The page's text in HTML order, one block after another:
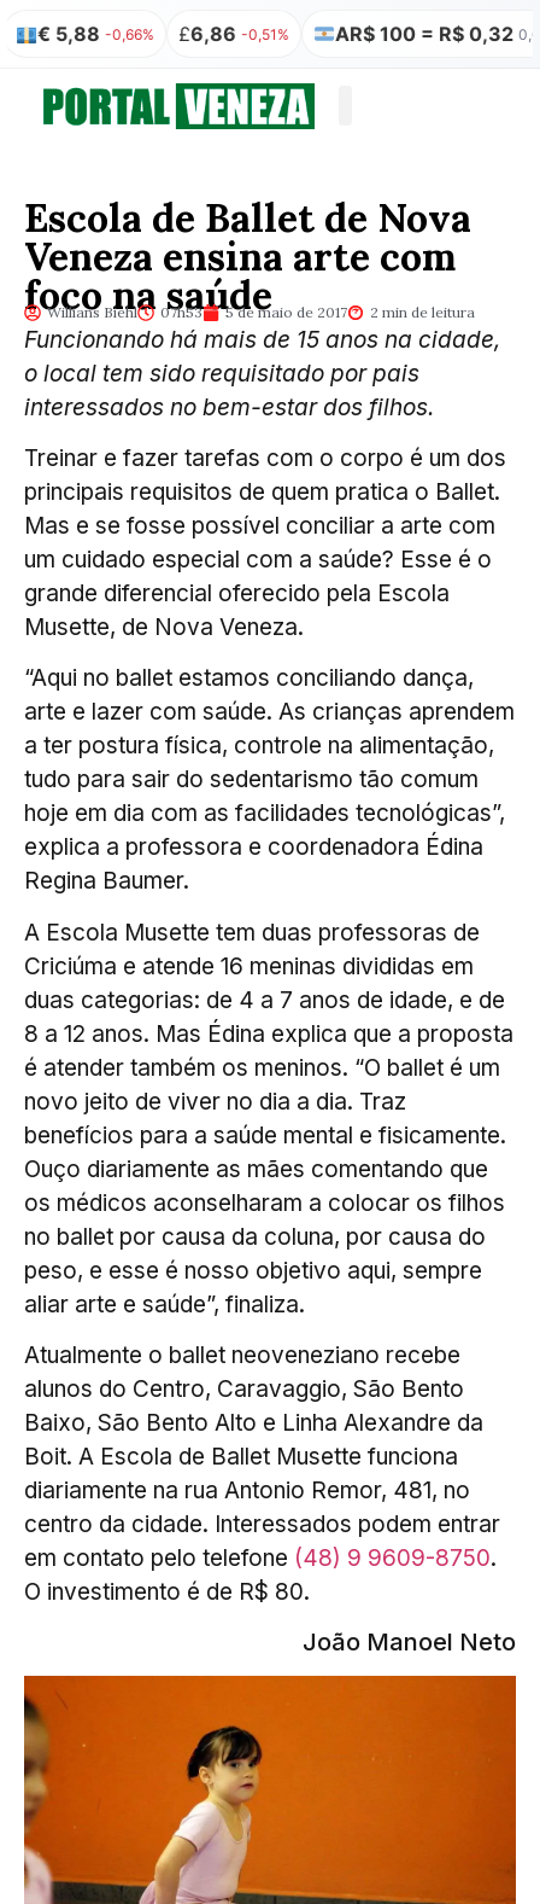
£6,86 -0,51% AR$ 100 = R$ 0,32 0,00% ₿R$
Escola de Ballet de Nova
Veneza ensina arte com
foco na saúde
Willians Biehl 07h53 5 de maio de 2017 2 min de leitura
Funcionando há mais de 15 anos na cidade,
o local tem sido requisitado por pais
interessados no bem-estar dos filhos.
Treinar e fazer tarefas com o corpo é um dos
principais requisitos de quem pratica o Ballet.
Mas e se fosse possível conciliar a arte com
um cuidado especial com a saúde? Esse é o
grande diferencial oferecido pela Escola
Musette, de Nova Veneza.
“Aqui no ballet estamos conciliando dança,
arte e lazer com saúde. As crianças aprendem
a ter postura física, controle na alimentação,
tudo para sair do sedentarismo tão comum
hoje em dia com as facilidades tecnológicas”,
explica a professora e coordenadora Édina
Regina Baumer.
A Escola Musette tem duas professoras de
Criciúma e atende 16 meninas divididas em
duas categorias: de 4 a 7 anos de idade, e de
8 a 12 anos. Mas Édina explica que a proposta
é atender também os meninos. “O ballet é um
novo jeito de viver no dia a dia. Traz
benefícios para a saúde mental e fisicamente.
Ouço diariamente as mães comentando que
os médicos aconselharam a colocar os filhos
no ballet por causa da coluna, por causa do
peso, e esse é nosso objetivo aqui, sempre
aliar arte e saúde”, finaliza.
Atualmente o ballet neoveneziano recebe
alunos do Centro, Caravaggio, São Bento
Baixo, São Bento Alto e Linha Alexandre da
Boit. A Escola de Ballet Musette funciona
diariamente na rua Antonio Remor, 481, no
centro da cidade. Interessados podem entrar
em contato pelo telefone (48) 9 9609-8750.
O investimento é de R$ 80.
João Manoel Neto